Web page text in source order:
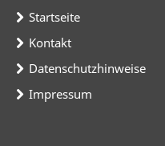
Startseite
Kontakt
Datenschutzhinweise
Impressum